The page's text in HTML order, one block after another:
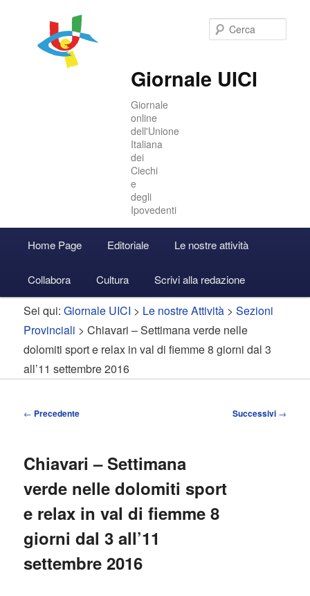
Giornale UICI
Giornale
online
dell'Unione
Italiana
dei
Ciechi
e
degli
Ipovedenti
principale
Vai
al
contenuto
principale
Vai
al
contenuto
secondario
Accedi
Home Page Editoriale Le nostre attività
Collabora Cultura Scrivi alla redazione
Sei qui:Giornale UICI > Le nostre Attività >Sezioni
Provinciali > Chiavari – Settimana verde nelle
dolomiti sport e relax in val di fiemme 8 giorni dal 3
all’11 settembre 2016
Navigazione
← Precedente Successivi →
Chiavari – Settimana
verde nelle dolomiti sport
e relax in val di fiemme 8
giorni dal 3 all’11
settembre 2016